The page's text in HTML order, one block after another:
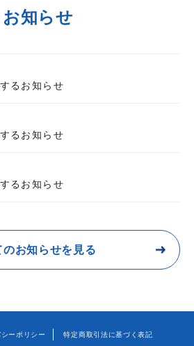
お知らせ
るお知らせ
るお知らせ
るお知らせ
のお知らせを見る
ーポリシー 特定商取引法に基づく表記